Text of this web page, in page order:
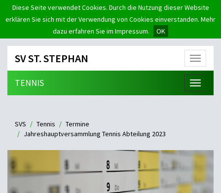
Diese Seite verwendet Cookies. Durch die Nutzung dieser Website
erklären Sie sich mit der Verwendung von Cookies einverstanden. Mehr
dazu erfahren Sie im Impressum.
OK
Menü
SV ST. STEPHAN
Menü
TENNIS
SVS Tennis
Termine
Jahreshauptversammlung Tennis Abteilung 2023